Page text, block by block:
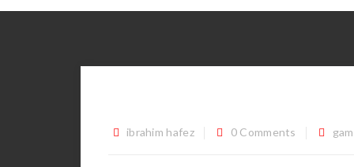
ibrahim hafez 0 Comments